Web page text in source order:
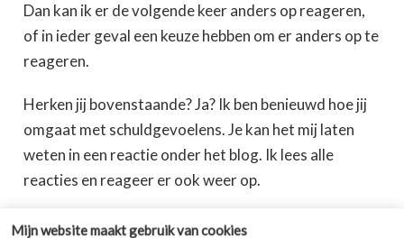
Mijn website maakt gebruik van cookies
Dan kan ik er de volgende keer anders op reageren,
of in ieder geval een keuze hebben om er anders op te
reageren.
Herken jij bovenstaande? Ja? Ik ben benieuwd hoe jij
omgaat met schuldgevoelens. Je kan het mij laten
weten in een reactie onder het blog. Ik lees alle
reacties en reageer er ook weer op.